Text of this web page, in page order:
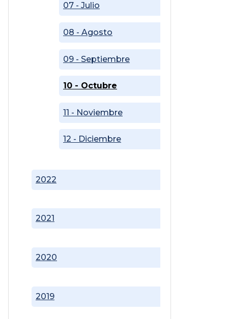
2019
2020
2021
2022
07 - Julio
08 - Agosto
09 - Septiembre
10 - Octubre
11 - Noviembre
12 - Diciembre